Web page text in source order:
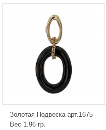
Золотая Подвеска арт.1675
Вес 1.96 гр.